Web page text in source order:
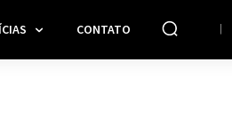
CONTATO